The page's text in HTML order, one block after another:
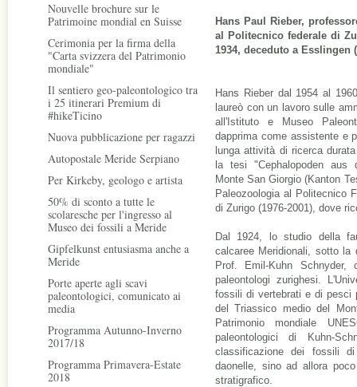
Nouvelle brochure sur le
Patrimoine mondial en Suisse
Cerimonia per la firma della
"Carta svizzera del Patrimonio
mondiale"
Il sentiero geo-paleontologico tra
i 25 itinerari Premium di
#hikeTicino
Nuova pubblicazione per ragazzi
Autopostale Meride Serpiano
Per Kirkeby, geologo e artista
50% di sconto a tutte le
scolaresche per l'ingresso al
Museo dei fossili a Meride
Gipfelkunst entusiasma anche a
Meride
Porte aperte agli scavi
paleontologici, comunicato ai
media
Programma Autunno-Inverno
2017/18
Programma Primavera-Estate
2018
Hans Paul Rieber,
al Politecnico federale di
1934, deceduto a Esslingen
Hans Rieber dal 1954 al
laureò con un lavoro sulle
all'Istituto e Museo
dapprima come assistente e
lunga attività di ricerca
la tesi "Cephalopoden aus
Monte San Giorgio (Kanton
Paleozoologia al Politecnico
di Zurigo (1976-2001), dove
Dal 1924, lo studio della
calcaree Meridionali, sotto la
Prof. Emil-Kuhn
paleontologi zurighesi.
fossili di vertebrati e di pesci
del Triassico medio del
Patrimonio mondiale
paleontologici di Kuhn-
classificazione dei fossili
daonelle, sino ad allora
stratigrafico.